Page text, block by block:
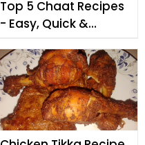
Top 5 Chaat Recipes
- Easy, Quick &